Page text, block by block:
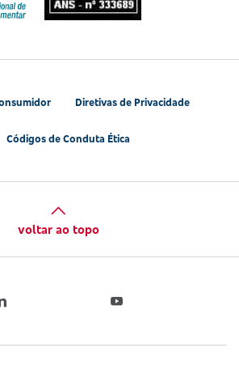
Diretivas de Privacidade
Códigos de Conduta Ética
voltar ao topo